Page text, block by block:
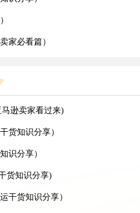
家必看篇）
逊卖家看过来)
货知识分享）
识分享）
货知识分享)
干货知识分享）